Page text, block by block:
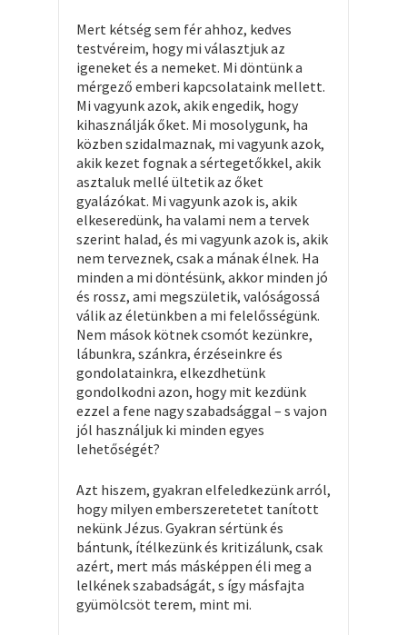
Mert kétség sem fér ahhoz, kedves
testvéreim, hogy mi választjuk az
igeneket és a nemeket. Mi döntünk a
mérgező emberi kapcsolataink mellett.
Mi vagyunk azok, akik engedik, hogy
kihasználják őket. Mi mosolygunk, ha
közben szidalmaznak, mi vagyunk azok,
akik kezet fognak a sértegetőkkel, akik
asztaluk mellé ültetik az őket
gyalázókat. Mi vagyunk azok is, akik
elkeseredünk, ha valami nem a tervek
szerint halad, és mi vagyunk azok is, akik
nem terveznek, csak a mának élnek. Ha
minden a mi döntésünk, akkor minden jó
és rossz, ami megszületik, valóságossá
válik az életünkben a mi felelősségünk.
Nem mások kötnek csomót kezünkre,
lábunkra, szánkra, érzéseinkre és
gondolatainkra, elkezdhetünk
gondolkodni azon, hogy mit kezdünk
ezzel a fene nagy szabadsággal – s vajon
jól használjuk ki minden egyes
lehetőségét?
Azt hiszem, gyakran elfeledkezünk arról,
hogy milyen emberszeretetet tanított
nekünk Jézus. Gyakran sértünk és
bántunk, ítélkezünk és kritizálunk, csak
azért, mert más másképpen éli meg a
lelkének szabadságát, s így másfajta
gyümölcsöt terem, mint mi.